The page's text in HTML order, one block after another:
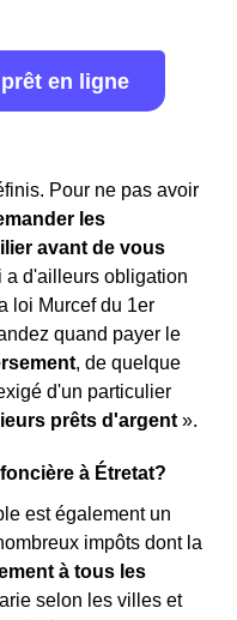
en ligne
Pour ne pas avoir
les
avant de vous
a d'ailleurs obligation
loi Murcef du 1er
quand payer le
, de quelque
d'un particulier
prêts d'argent ».
à Étretat?
est également un
impôts dont la
à tous les
selon les villes et